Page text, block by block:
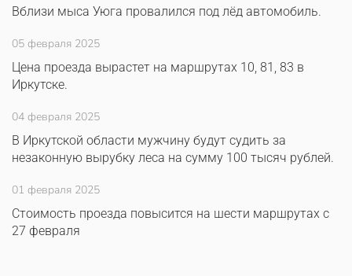
Вблизи мыса Уюга провалился под лёд автомобиль.
05 февраля 2025
Цена проезда вырастет на маршрутах 10, 81, 83 в
Иркутске.
04 февраля 2025
В Иркутской области мужчину будут судить за
незаконную вырубку леса на сумму 100 тысяч рублей.
01 февраля 2025
Стоимость проезда повысится на шести маршрутах с
27 февраля